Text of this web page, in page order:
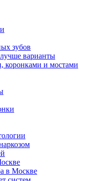
зубов
лучше варианты
коронками и мостами
в Москве